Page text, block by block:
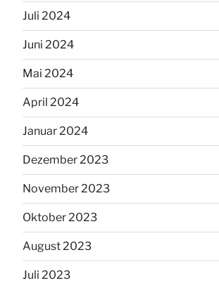
Juli 2024
Juni 2024
Mai 2024
April 2024
Januar 2024
Dezember 2023
November 2023
Oktober 2023
August 2023
Juli 2023